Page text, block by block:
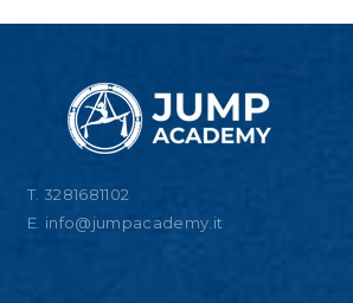
T. 3281681102
E. info@jumpacademy.it